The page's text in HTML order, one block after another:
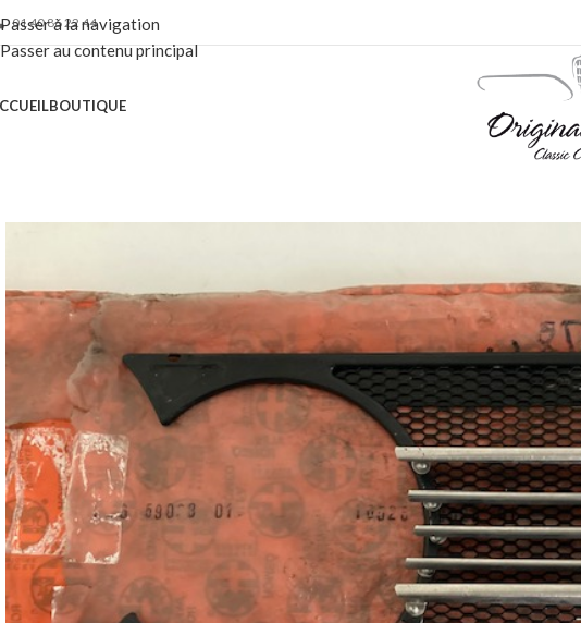
Passer à la navigation
Passer au contenu principal
01 40 86 22 44
BOUTIQUE